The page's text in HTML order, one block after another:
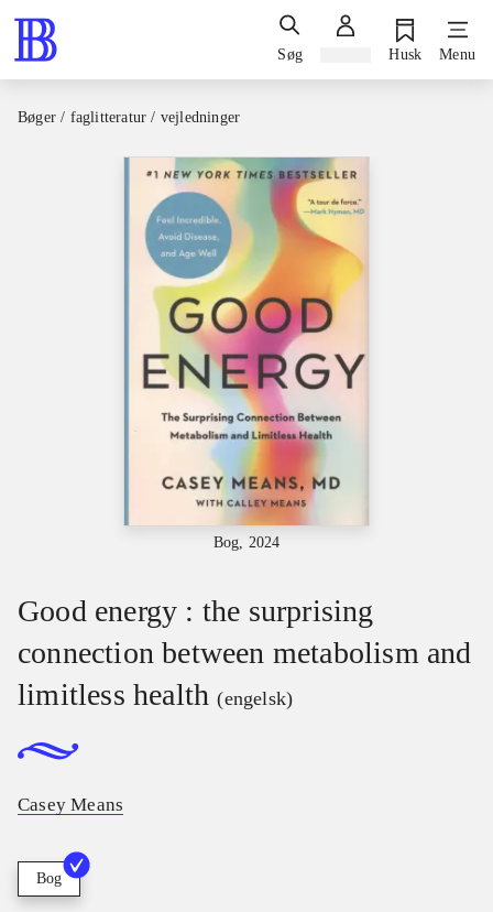
Søg Husk Menu
Bøger / faglitteratur / vejledninger
Bog, 2024
Good energy : the surprising
connection between metabolism and
limitless health (engelsk)
Casey Means
Bog